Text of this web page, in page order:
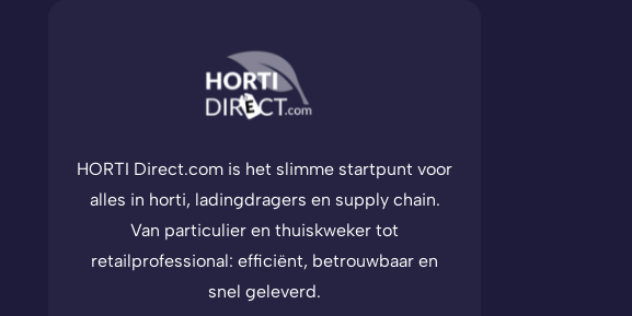
HORTI Direct.com is het slimme startpunt voor
alles in horti, ladingdragers en supply chain.
Van particulier en thuiskweker tot
retailprofessional: efficiënt, betrouwbaar en
snel geleverd.